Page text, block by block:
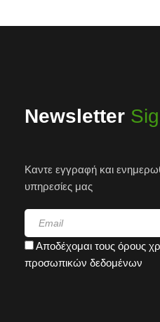
Newsletter
Καντε εγγραφή και
υπηρεσίες μας
Αποδέχομαι τους όρους
προσωπικών δεδομένων